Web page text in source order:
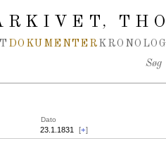
,
DOKUMENTER
Søg
Dato
23.1.1831 [+]